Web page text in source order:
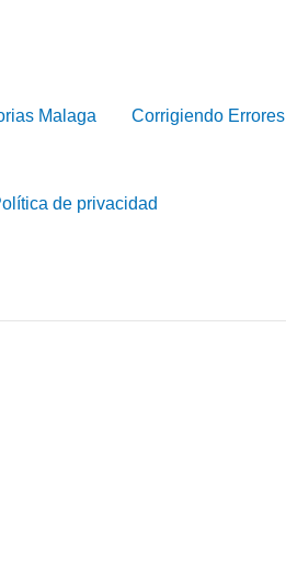
Malaga Corrigiendo Errores
de privacidad